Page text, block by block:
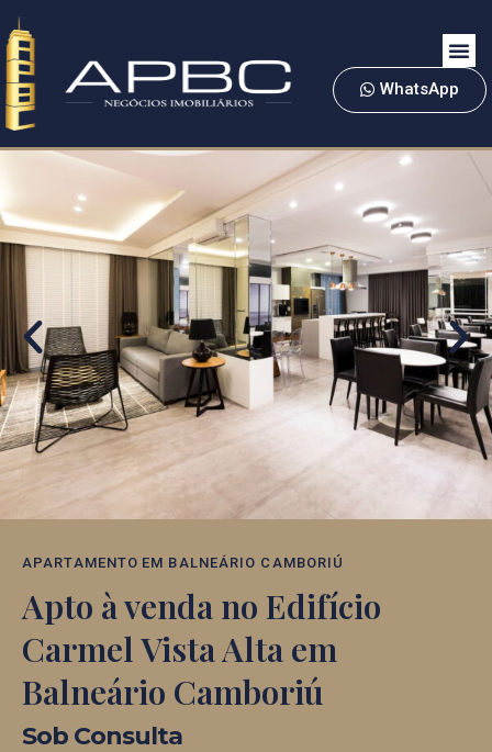
WhatsApp
APARTAMENTO EM BALNEÁRIO CAMBORIÚ
Apto à venda no Edifício
Carmel Vista Alta em
Balneário Camboriú
Sob Consulta